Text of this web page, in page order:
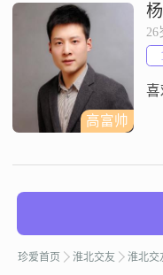
专
当
I
ん
高富帅
26
喜
珍爱首页 淮北交友 淮北交